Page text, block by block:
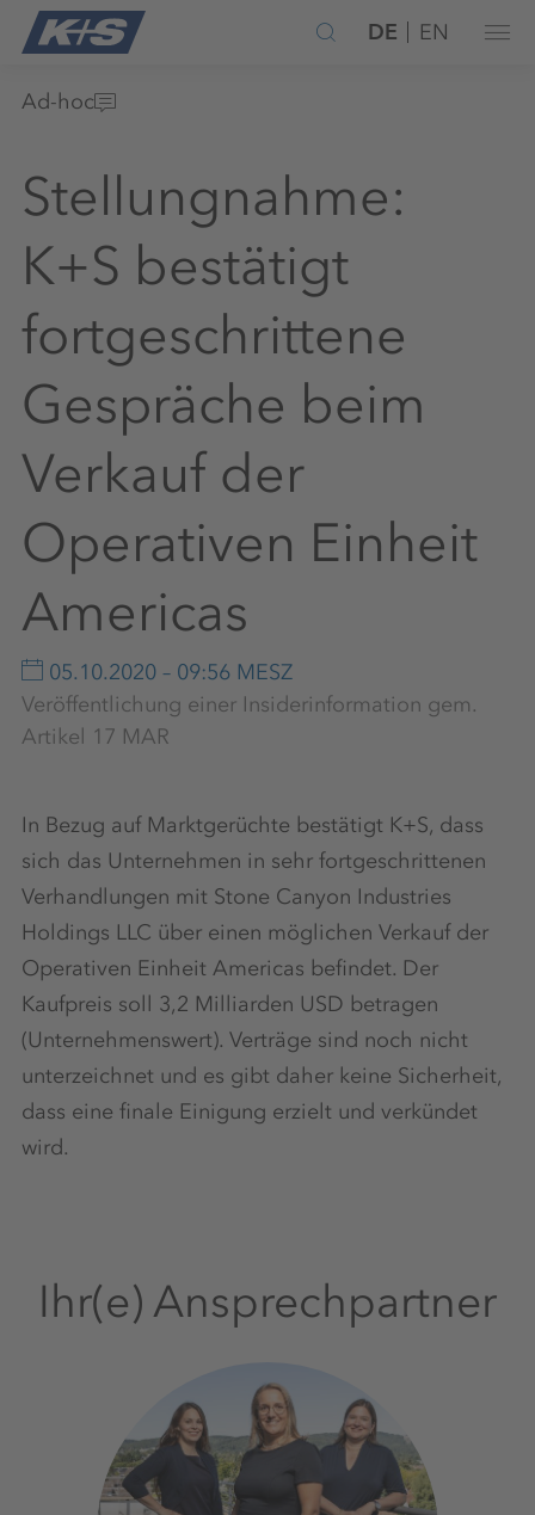
DE EN
Ad-hoc
Stellungnahme:
K+S bestätigt
fortgeschrittene
Gespräche beim
Verkauf der
Operativen Einheit
Americas
05.10.2020 – 09:56 MESZ
Veröffentlichung einer Insiderinformation gem.
Artikel 17 MAR
In Bezug auf Marktgerüchte bestätigt K+S, dass
sich das Unternehmen in sehr fortgeschrittenen
Verhandlungen mit Stone Canyon Industries
Holdings LLC über einen möglichen Verkauf der
Operativen Einheit Americas befindet. Der
Kaufpreis soll 3,2 Milliarden USD betragen
(Unternehmenswert). Verträge sind noch nicht
unterzeichnet und es gibt daher keine Sicherheit,
dass eine finale Einigung erzielt und verkündet
wird.
Ihr(e) Ansprechpartner